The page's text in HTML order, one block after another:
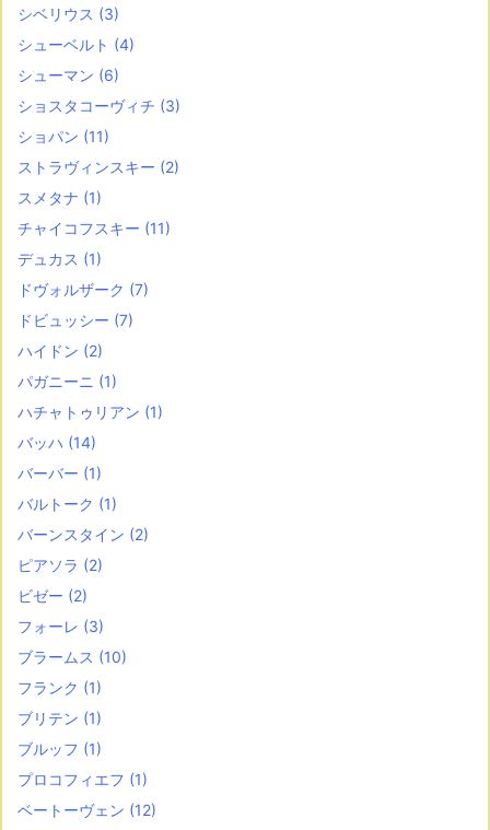
シベリウス (3)
シューベルト (4)
シューマン (6)
ショスタコーヴィチ (3)
ショパン (11)
ストラヴィンスキー (2)
スメタナ (1)
チャイコフスキー (11)
デュカス (1)
ドヴォルザーク (7)
ドビュッシー (7)
ハイドン (2)
パガニーニ (1)
ハチャトゥリアン (1)
バッハ (14)
バーバー (1)
バルトーク (1)
バーンスタイン (2)
ピアソラ (2)
ビゼー (2)
フォーレ (3)
ブラームス (10)
フランク (1)
ブリテン (1)
ブルッフ (1)
プロコフィエフ (1)
ベートーヴェン (12)